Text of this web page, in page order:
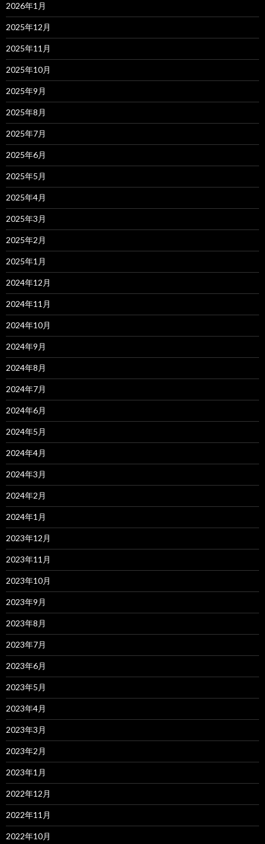
2026年1月
2025年12月
2025年11月
2025年10月
2025年9月
2025年8月
2025年7月
2025年6月
2025年5月
2025年4月
2025年3月
2025年2月
2025年1月
2024年12月
2024年11月
2024年10月
2024年9月
2024年8月
2024年7月
2024年6月
2024年5月
2024年4月
2024年3月
2024年2月
2024年1月
2023年12月
2023年11月
2023年10月
2023年9月
2023年8月
2023年7月
2023年6月
2023年5月
2023年4月
2023年3月
2023年2月
2023年1月
2022年12月
2022年11月
2022年10月